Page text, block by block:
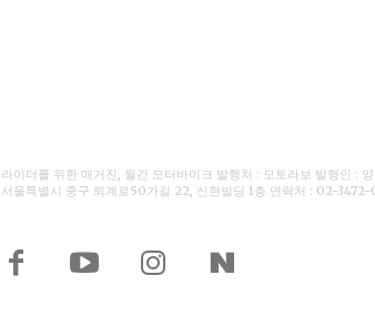
라이더를 위한 매거진, 월간 모터바이크 발행처 : 모토라보 발행인 :
서울특별시 중구 퇴계로50가길 22, 신현빌딩 1층 연락처 : 02-